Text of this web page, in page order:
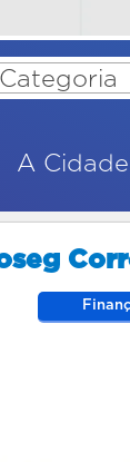
A Cidade